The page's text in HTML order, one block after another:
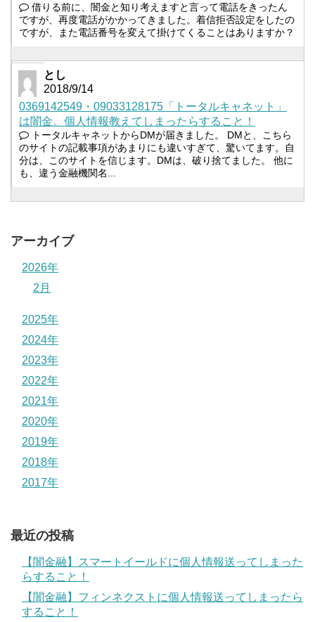
借りる前に、闇金と知り考えますと言って電話をきったん
ですが、再度電話がかかってきました。着信拒否設定をしたの
ですが、また電話番号を変えて掛けてくることはありますか？
とし
2018/9/14
0369142549・09033128175「トータルキャネット」
は闇金。個人情報教えてしまったらすること！
トータルキャネットからDMが届きました。 DMと、こちら
のサイトの記載事項があまりにも違いすぎて、驚いてます。自
分は、このサイトを信じます。DMは、破り捨てました。 他に
も、違う金融機関名...
アーカイブ
2026年
2月
2025年
2024年
2023年
2022年
2021年
2020年
2019年
2018年
2017年
最近の投稿
【闇金融】スマートイールドに個人情報送ってしまった
らすること！
【闇金融】フィンネクストに個人情報送ってしまったら
すること！